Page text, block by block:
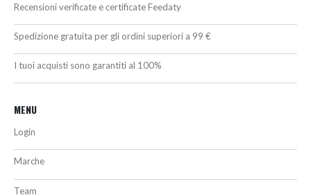
Recensioni verificate e certificate Feedaty
Spedizione gratuita per gli ordini superiori a 99 €
I tuoi acquisti sono garantiti al 100%
MENU
Login
Marche
Team